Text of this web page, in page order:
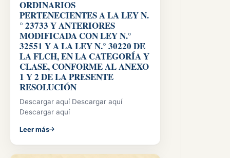
ORDINARIOS
PERTENECIENTES A LA LEY N.
° 23733 Y ANTERIORES
MODIFICADA CON LEY N.°
32551 Y A LA LEY N.° 30220 DE
LA FLCH, EN LA CATEGORÍA Y
CLASE, CONFORME AL ANEXO
1 Y 2 DE LA PRESENTE
RESOLUCIÓN
Descargar aquí Descargar aquí
Descargar aquí
Leer más